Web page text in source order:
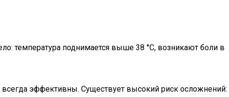
температура поднимается выше 38 °С, возникают боли в
всегда эффективны. Существует высокий риск осложнений: